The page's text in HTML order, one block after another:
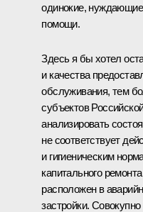
одинокие,
помощи.
Здесь я бы хотел
и качества
обслуживания, тем
субъектов
анализировать
не соответствует
и гигиеническим
капитального
расположен в
застройки.